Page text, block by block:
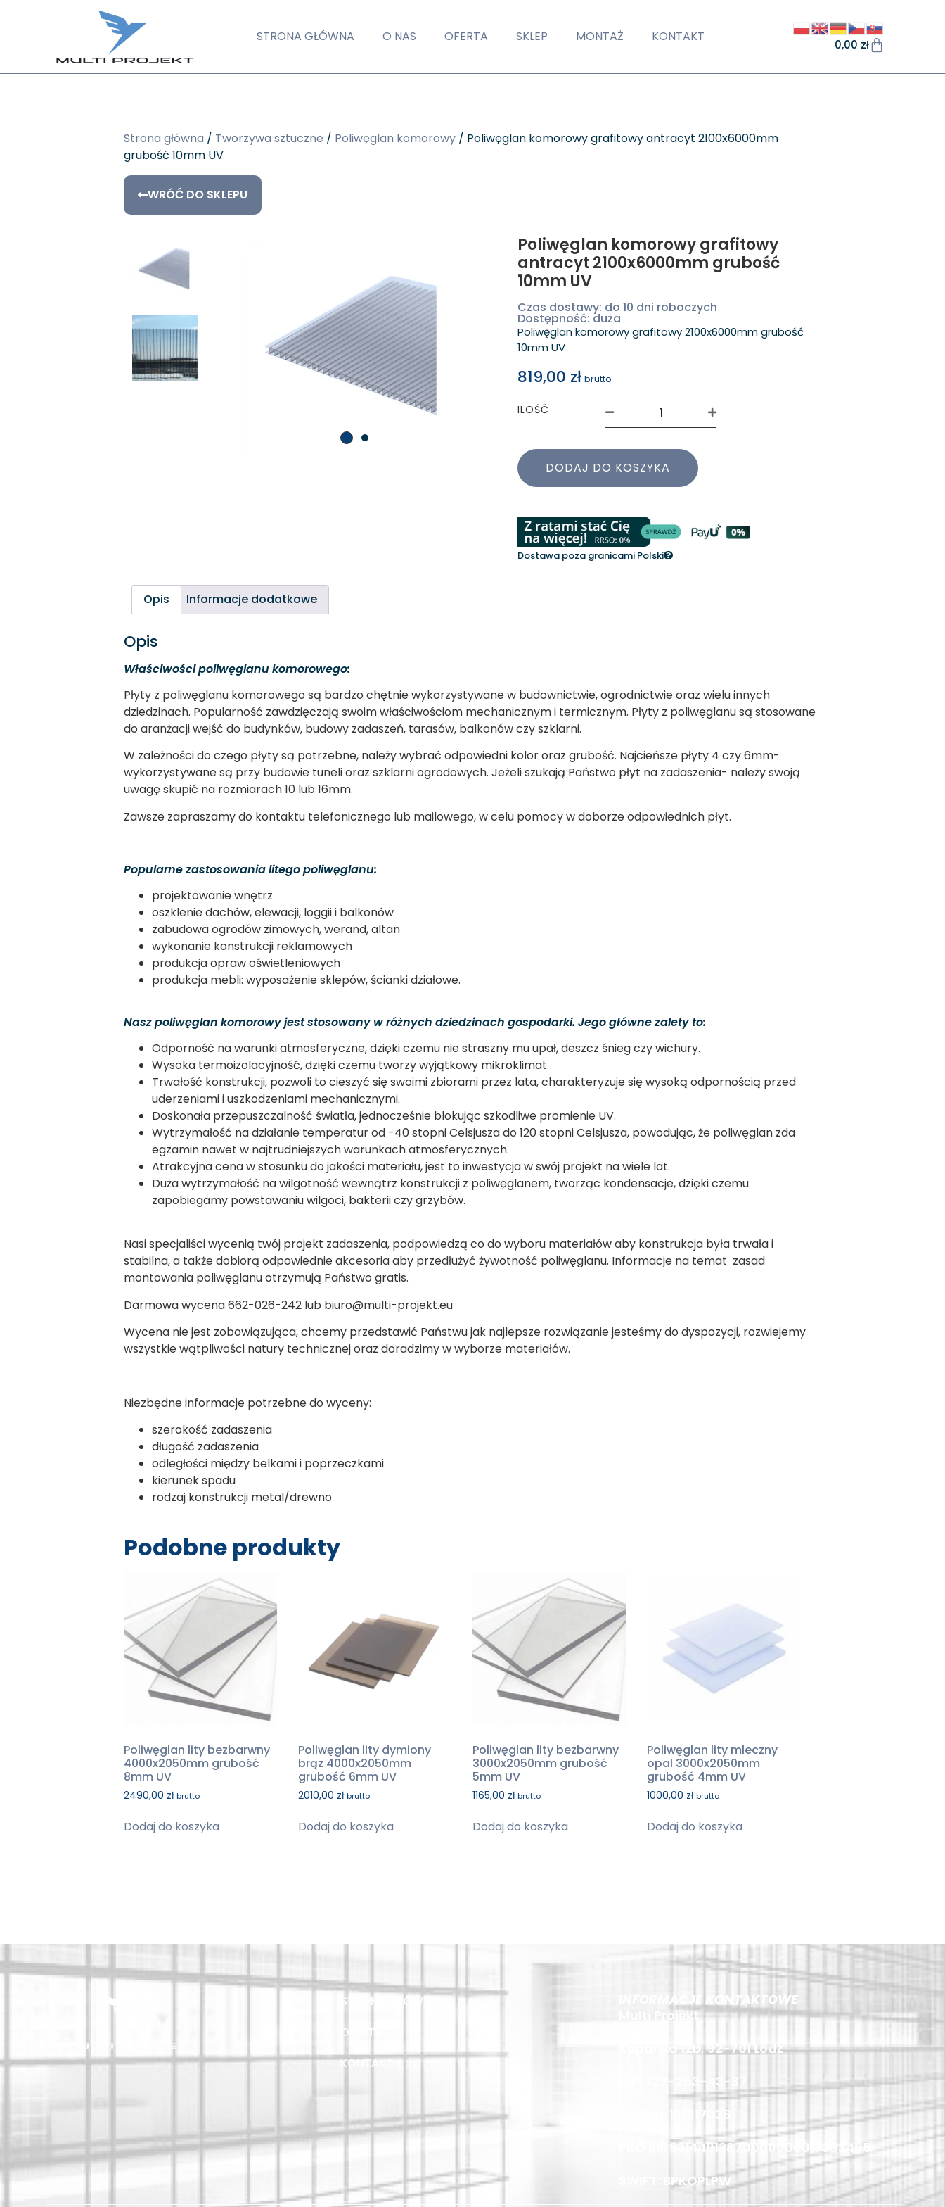
STRONA GŁÓWNA O NAS OFERTA SKLEP MONTAŻ KONTAKT
0,00 zł
Strona główna / Tworzywa sztuczne / Poliwęglan komorowy/ Poliwęglan komorowy grafitowy antracyt 2100x6000mm
grubość 10mm UV
WRÓĆ DO SKLEPU
Poliwęglan komorowy grafitowy
antracyt 2100x6000mm grubość
10mm UV
Czas dostawy: do 10 dni roboczych
Dostępność: duża
Poliwęglan komorowy grafitowy 2100x6000mm grubość
10mm UV
819,00 zł brutto
ILOŚĆ
DODAJ DO KOSZYKA
Dostawa poza granicami Polski
Opis Informacje dodatkowe
Opis
Właściwości poliwęglanu komorowego:
Płyty z poliwęglanu komorowego są bardzo chętnie wykorzystywane w budownictwie, ogrodnictwie oraz wielu innych
dziedzinach. Popularność zawdzięczają swoim właściwościom mechanicznym i termicznym. Płyty z poliwęglanu są stosowane
do aranżacji wejść do budynków, budowy zadaszeń, tarasów, balkonów czy szklarni.
W zależności do czego płyty są potrzebne, należy wybrać odpowiedni kolor oraz grubość. Najcieńsze płyty 4 czy 6mm-
wykorzystywane są przy budowie tuneli oraz szklarni ogrodowych. Jeżeli szukają Państwo płyt na zadaszenia- należy swoją
uwagę skupić na rozmiarach 10 lub 16mm.
Zawsze zapraszamy do kontaktu telefonicznego lub mailowego, w celu pomocy w doborze odpowiednich płyt.
Popularne zastosowania litego poliwęglanu:
projektowanie wnętrz
oszklenie dachów, elewacji, loggii i balkonów
zabudowa ogrodów zimowych, werand, altan
wykonanie konstrukcji reklamowych
produkcja opraw oświetleniowych
produkcja mebli: wyposażenie sklepów, ścianki działowe.
Nasz poliwęglan komorowy jest stosowany w różnych dziedzinach gospodarki. Jego główne zalety to:
Odporność na warunki atmosferyczne, dzięki czemu nie straszny mu upał, deszcz śnieg czy wichury.
Wysoka termoizolacyjność, dzięki czemu tworzy wyjątkowy mikroklimat.
Trwałość konstrukcji, pozwoli to cieszyć się swoimi zbiorami przez lata, charakteryzuje się wysoką odpornością przed
uderzeniami i uszkodzeniami mechanicznymi.
Doskonała przepuszczalność światła, jednocześnie blokując szkodliwe promienie UV.
Wytrzymałość na działanie temperatur od -40 stopni Celsjusza do 120 stopni Celsjusza, powodując, że poliwęglan zda
egzamin nawet w najtrudniejszych warunkach atmosferycznych.
Atrakcyjna cena w stosunku do jakości materiału, jest to inwestycja w swój projekt na wiele lat.
Duża wytrzymałość na wilgotność wewnątrz konstrukcji z poliwęglanem, tworząc kondensacje, dzięki czemu
zapobiegamy powstawaniu wilgoci, bakterii czy grzybów.
Nasi specjaliści wycenią twój projekt zadaszenia, podpowiedzą co do wyboru materiałów aby konstrukcja była trwała i
stabilna, a także dobiorą odpowiednie akcesoria aby przedłużyć żywotność poliwęglanu. Informacje na temat zasad
montowania poliwęglanu otrzymują Państwo gratis.
Darmowa wycena 662-026-242 lub biuro@multi-projekt.eu
Wycena nie jest zobowiązująca, chcemy przedstawić Państwu jak najlepsze rozwiązanie jesteśmy do dyspozycji, rozwiejemy
wszystkie wątpliwości natury technicznej oraz doradzimy w wyborze materiałów.
Niezbędne informacje potrzebne do wyceny:
szerokość zadaszenia
długość zadaszenia
odległości między belkami i poprzeczkami
kierunek spadu
rodzaj konstrukcji metal/drewno
Podobne produkty
Poliwęglan lity bezbarwny
4000x2050mm grubość
8mm UV
2490,00 zł brutto
Dodaj do koszyka
Poliwęglan lity dymiony
brąz 4000x2050mm
grubość 6mm UV
2010,00 zł brutto
Dodaj do koszyka
Poliwęglan lity bezbarwny
3000x2050mm grubość
5mm UV
1165,00 zł brutto
Dodaj do koszyka
Poliwęglan lity mleczny
opal 3000x2050mm
grubość 4mm UV
1000,00 zł brutto
Dodaj do koszyka
STRONA GŁÓWNA
OFERTA
KONTAKT
INFORMACJE KONTAKTOWE
Multi Projekt
Kopanka 12b, 92-701 Łódź
NIP: 727-263-43-37
REGON: 101817036
PKO BP: 93144013870000000017303465
SWIFT: BPKOPLPW